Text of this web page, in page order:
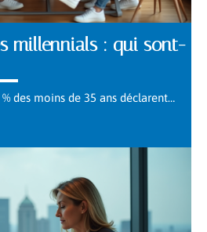
millennials : qui sont-
des moins de 35 ans déclarent…